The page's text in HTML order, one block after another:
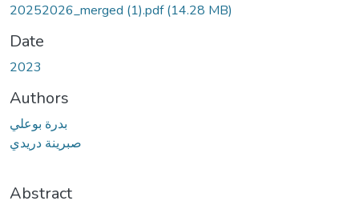
20252026_merged (1).pdf(14.28 MB)
Date
2023
Authors
بدرة بوعلي
صبرينة دريدي
Abstract